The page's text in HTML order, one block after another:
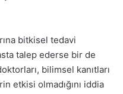
bitkisel tedavi
talep ederse bir de
bilimsel kanıtları
etkisi olmadığını iddia